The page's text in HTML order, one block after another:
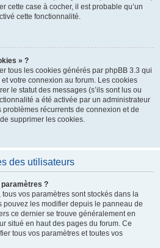
cette case à cocher, il est probable qu’un
cette fonctionnalité.
» ?
tous les cookies générés par phpBB 3.3 qui
votre connexion au forum. Les cookies
le statut des messages (s’ils sont lus ou
a été activée par un administrateur
récurrents de connexion et de
supprimer les cookies.
des utilisateurs
?
vos paramètres sont stockés dans la
pouvez les modifier depuis le panneau de
ce dernier se trouve généralement en
situé en haut des pages du forum. Ce
tous vos paramètres et toutes vos